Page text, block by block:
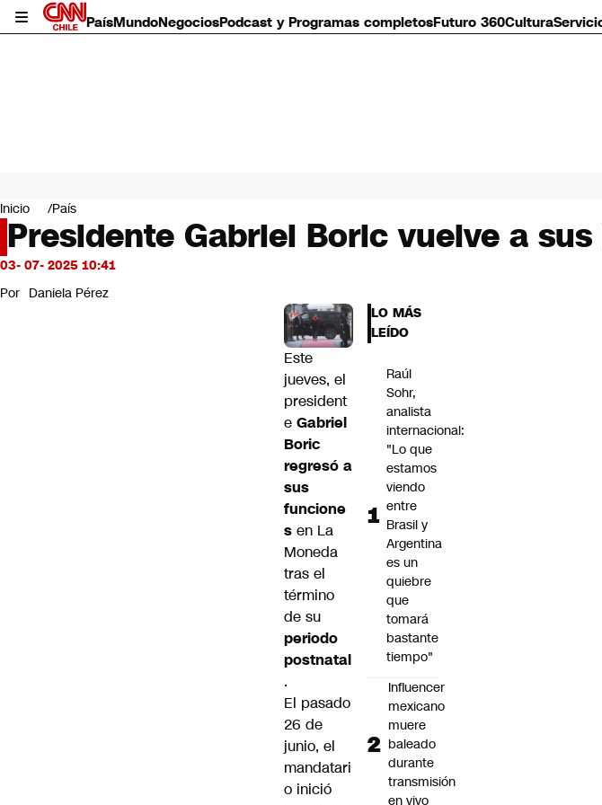
PaísMundoNegociosPodcast y Programas completosFuturo 360Cultura
Mundo
Negocios
Deportes
Programas completos
Servicios
Inicio País
Presidente Gabriel Boric vuelve a
03- 07- 2025 10:41
Por Daniela Pérez
Este
jueves, el
president
e Gabriel
Boric
regresó a
sus
funcione
s en La
Moneda
tras el
término
de su
periodo
postnatal
.
El pasado
26 de
junio, el
mandatari
o inició
LO MÁS
LEÍDO
Raúl
Sohr,
analista
internacional:
"Lo que
estamos
viendo
entre
Brasil y
Argentina
es un
quiebre
que
tomará
bastante
tiempo"
Influencer
mexicano
muere
baleado
durante
transmisión
en vivo